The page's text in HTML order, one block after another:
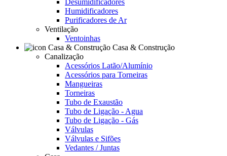
Desumidificadores
Humidificadores
Purificadores de Ar
Ventilação
Ventoinhas
Casa & Construção
Canalização
Acessórios Latão/Alumínio
Acessórios para Torneiras
Mangueiras
Torneiras
Tubo de Exaustão
Tubo de Ligação - Agua
Tubo de Ligação - Gás
Válvulas
Válvulas e Sifões
Vedantes / Juntas